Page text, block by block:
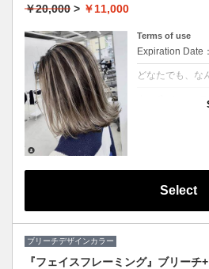
￥20,000 > ￥11,000
Terms of use
Expiration Date：
どなたでも、な
Select
ブリーチデザインカラー
『フェイスフレーミング』ブリーチ